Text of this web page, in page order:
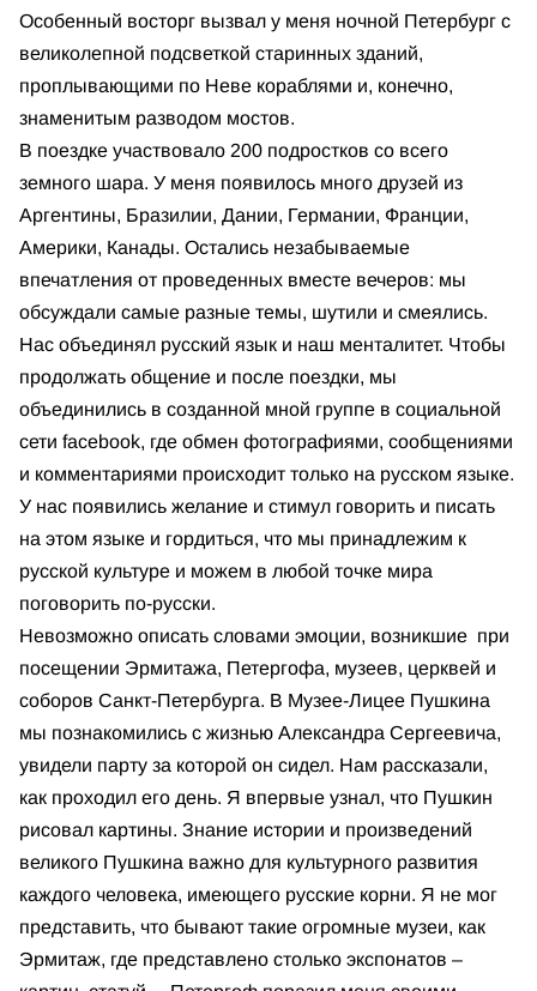
Особенный восторг вызвал у меня ночной Петербург с
великолепной подсветкой старинных зданий,
проплывающими по Неве кораблями и, конечно,
знаменитым разводом мостов.
В поездке участвовало 200 подростков со всего
земного шара. У меня появилось много друзей из
Аргентины, Бразилии, Дании, Германии, Франции,
Америки, Канады. Остались незабываемые
впечатления от проведенных вместе вечеров: мы
обсуждали самые разные темы, шутили и смеялись.
Нас объединял русский язык и наш менталитет. Чтобы
продолжать общение и после поездки, мы
объединились в созданной мной группе в социальной
сети facebook, где обмен фотографиями, сообщениями
и комментариями происходит только на русском языке.
У нас появились желание и стимул говорить и писать
на этом языке и гордиться, что мы принадлежим к
русской культуре и можем в любой точке мира
поговорить по-русски.
Невозможно описать словами эмоции, возникшие при
посещении Эрмитажа, Петергофа, музеев, церквей и
соборов Санкт-Петербурга. В Музее-Лицее Пушкина
мы познакомились с жизнью Александра Сергеевича,
увидели парту за которой он сидел. Нам рассказали,
как проходил его день. Я впервые узнал, что Пушкин
рисовал картины. Знание истории и произведений
великого Пушкина важно для культурного развития
каждого человека, имеющего русские корни. Я не мог
представить, что бывают такие огромные музеи, как
Эрмитаж, где представлено столько экспонатов –